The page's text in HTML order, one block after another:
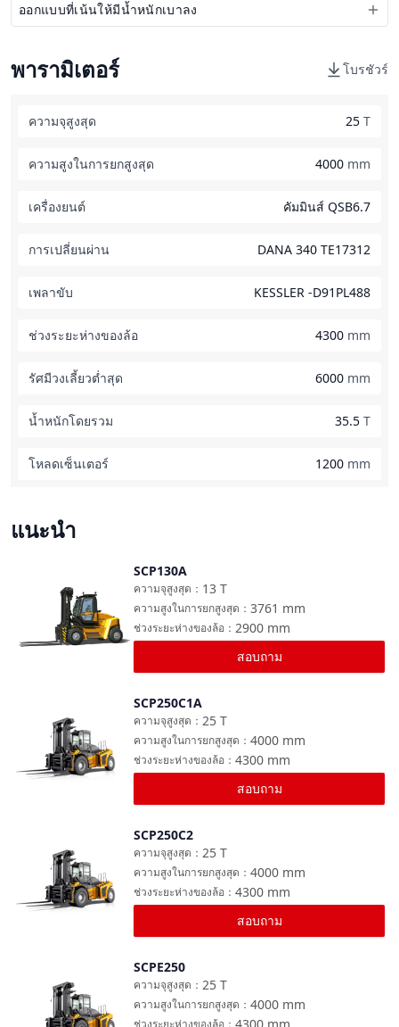
ออกแบบที่เน้นให้มีน้ำหนักเบาลง
พารามิเตอร์ โบรชัวร์
ความจุสูงสุด 25 T
ความสูงในการยกสูงสุด 4000 mm
เครื่องยนต์ คัมมินส์ QSB6.7
การเปลี่ยนผ่าน DANA 340 TE17312
เพลาขับ KESSLER -D91PL488
ช่วงระยะห่างของล้อ 4300 mm
รัศมีวงเลี้ยวต่ำสุด 6000 mm
น้ำหนักโดยรวม 35.5 T
โหลดเซ็นเตอร์ 1200 mm
แนะนำ
SCP130A
13 T
ความจุสูงสุด ：
3761 mm
ความสูงในการยกสูงสุด ：
2900 mm
ช่วงระยะห่างของล้อ ：
สอบถาม
SCP250C1A
25 T
ความจุสูงสุด ：
4000 mm
ความสูงในการยกสูงสุด ：
4300 mm
ช่วงระยะห่างของล้อ ：
สอบถาม
SCP250C2
25 T
ความจุสูงสุด ：
4000 mm
ความสูงในการยกสูงสุด ：
4300 mm
ช่วงระยะห่างของล้อ ：
สอบถาม
SCPE250
25 T
ความจุสูงสุด ：
4000 mm
ความสูงในการยกสูงสุด ：
ช่วงระยะห่างของล้อ ：